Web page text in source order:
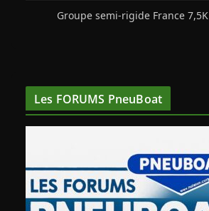
Groupe semi-rigide France 7,5K
Les FORUMS PneuBoat